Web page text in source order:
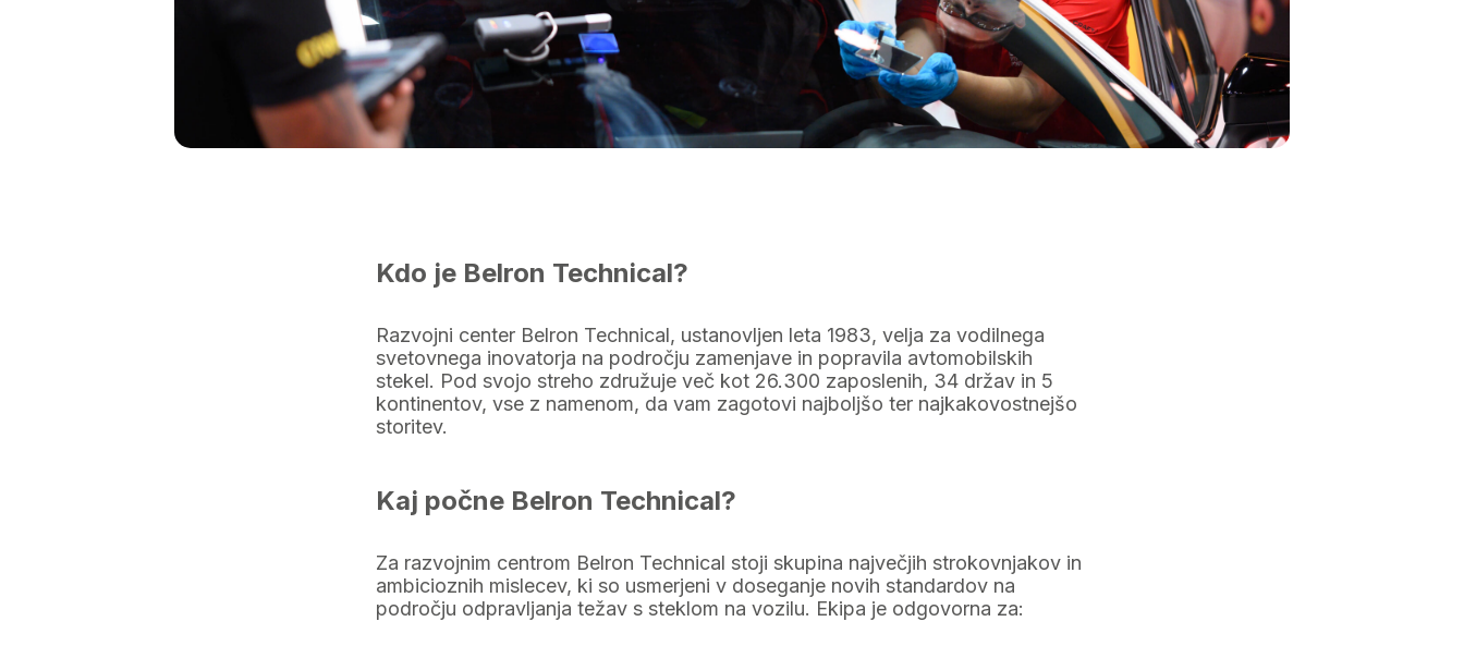
Kdo je Belron Technical?
Razvojni center Belron Technical, ustanovljen leta 1983, velja za vodilnega
svetovnega inovatorja na področju zamenjave in popravila avtomobilskih
stekel. Pod svojo streho združuje več kot 26.300 zaposlenih, 34 držav in 5
kontinentov, vse z namenom, da vam zagotovi najboljšo ter najkakovostnejšo
storitev.
Kaj počne Belron Technical?
Za razvojnim centrom Belron Technical stoji skupina največjih strokovnjakov in
ambicioznih mislecev, ki so usmerjeni v doseganje novih standardov na
področju odpravljanja težav s steklom na vozilu. Ekipa je odgovorna za: